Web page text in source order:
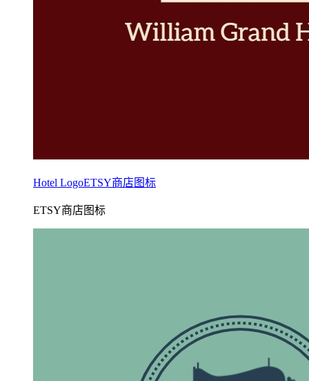
Hotel LogoETSY商店图标
ETSY商店图标